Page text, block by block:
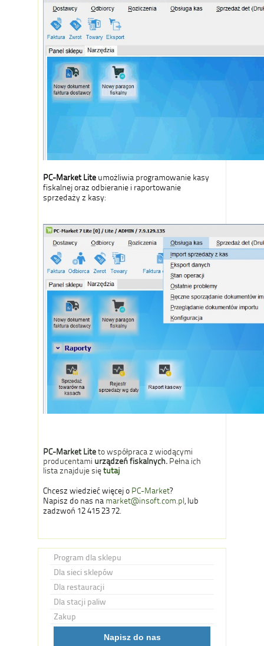
PC-Market Lite umożliwia programowanie kasy
fiskalnej oraz odbieranie i raportowanie
sprzedaży z kasy:
PC-Market Liteto współpraca z wiodącymi
producentami urządzeń fiskalnych. Pełna ich
lista znajduje siętutaj
Chcesz wiedzieć więcej o PC-Market?
Napisz do nas na market@insoft.com.pl , lub
zadzwoń 12 415 23 72.
Program dla sklepu
Dla sieci sklepów
Dla restauracji
Dla stacji paliw
Zakup
Napisz do nas